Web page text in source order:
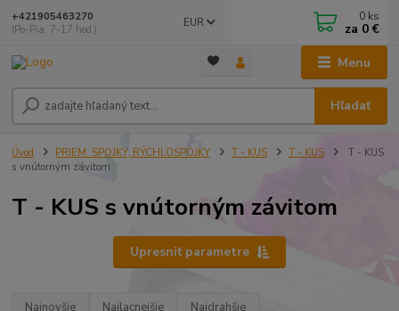
Menu
EUR
Hľadať
+421905463270
(Po-Pia, 7-17 hod.)
0 ks
za 0 €
Úvod PRIEM. SPOJKY, RÝCHLOSPOJKY T - KUS T - KUS
T - KUS
s vnútorným závitom
T - KUS s vnútorným závitom
Upresniť parametre
Najnovšie Najlacnejšie Najdrahšie